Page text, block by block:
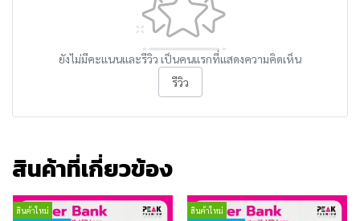
ยังไม่มีคะแนนและรีวิว เป็นคนแรกที่แสดงความคิดเห็น
รีวิว
สินค้าที่เกี่ยวข้อง
สินค้าใหม่
สินค้าใหม่